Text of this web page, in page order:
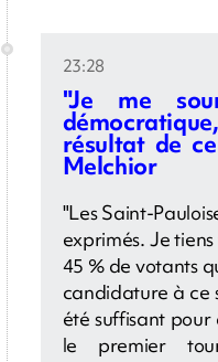
23:28
"Je me
résultat de
Melchior
"Les Saint-
exprimés. Je
45 % de votants
candidature à ce
été suffisant pour
le premier